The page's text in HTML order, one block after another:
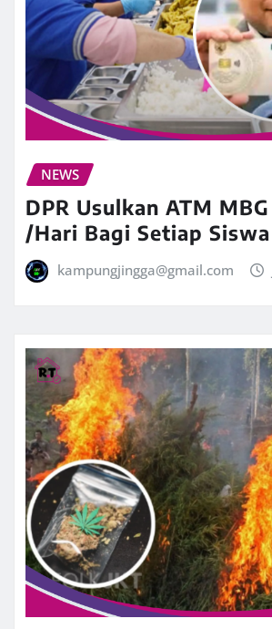
NEWS
DPR Usulkan ATM
/Hari Bagi Setiap Siswa
kampungjingga@gmail.com